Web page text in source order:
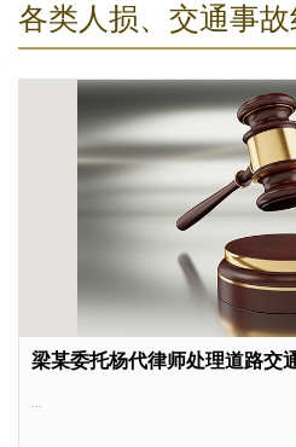
各类人损、交通事故
梁某委托杨代律师处理道路交
...